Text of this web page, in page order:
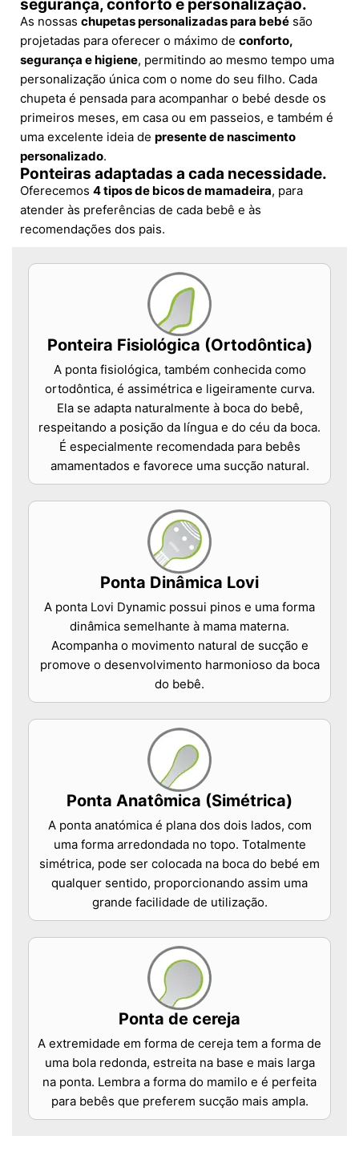
segurança, conforto e personalização.
As nossas chupetas personalizadas para bebé são
projetadas para oferecer o máximo de conforto,
segurança e higiene, permitindo ao mesmo tempo uma
personalização única com o nome do seu filho. Cada
chupeta é pensada para acompanhar o bebé desde os
primeiros meses, em casa ou em passeios, e também é
uma excelente ideia de presente de nascimento
personalizado.
Ponteiras adaptadas a cada necessidade.
Oferecemos 4 tipos de bicos de mamadeira, para
atender às preferências de cada bebê e às
recomendações dos pais.
Ponteira Fisiológica (Ortodôntica)
A ponta fisiológica, também conhecida como
ortodôntica, é assimétrica e ligeiramente curva.
Ela se adapta naturalmente à boca do bebê,
respeitando a posição da língua e do céu da boca.
É especialmente recomendada para bebês
amamentados e favorece uma sucção natural.
Ponta Dinâmica Lovi
A ponta Lovi Dynamic possui pinos e uma forma
dinâmica semelhante à mama materna.
Acompanha o movimento natural de sucção e
promove o desenvolvimento harmonioso da boca
do bebê.
Ponta Anatômica (Simétrica)
A ponta anatómica é plana dos dois lados, com
uma forma arredondada no topo. Totalmente
simétrica, pode ser colocada na boca do bebé em
qualquer sentido, proporcionando assim uma
grande facilidade de utilização.
Ponta de cereja
A extremidade em forma de cereja tem a forma de
uma bola redonda, estreita na base e mais larga
na ponta. Lembra a forma do mamilo e é perfeita
para bebês que preferem sucção mais ampla.